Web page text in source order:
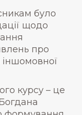
було
щодо
про
іншомовної
курсу – це